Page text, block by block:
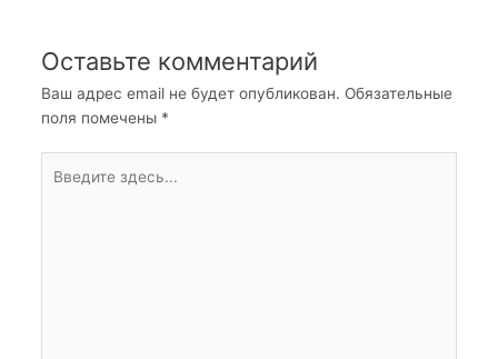
Оставьте комментарий
Ваш адрес email не будет опубликован. Обязательные
поля помечены *
здесь...